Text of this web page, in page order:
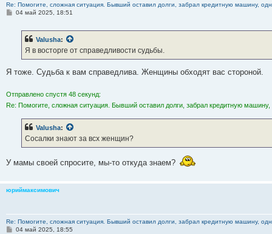
Re: Помогите, сложная ситуация. Бывший оставил долги, забрал кредитную машину,
С
е
04 май 2025, 18:51
Valusha:
Я в восторге от справедливости судьбы.
Я тоже. Судьба к вам справедлива. Женщины обходят вас стороной.
Отправлено спустя 48 секунд:
Re: Помогите, сложная ситуация. Бывший оставил долги, забрал кредитную
Valusha:
Сосалки знают за всх женщин?
У мамы своей спросите, мы-то откуда знаем?
юриймаксимович
Re: Помогите, сложная ситуация. Бывший оставил долги, забрал кредитную машину,
С04 май 2025, 18:55